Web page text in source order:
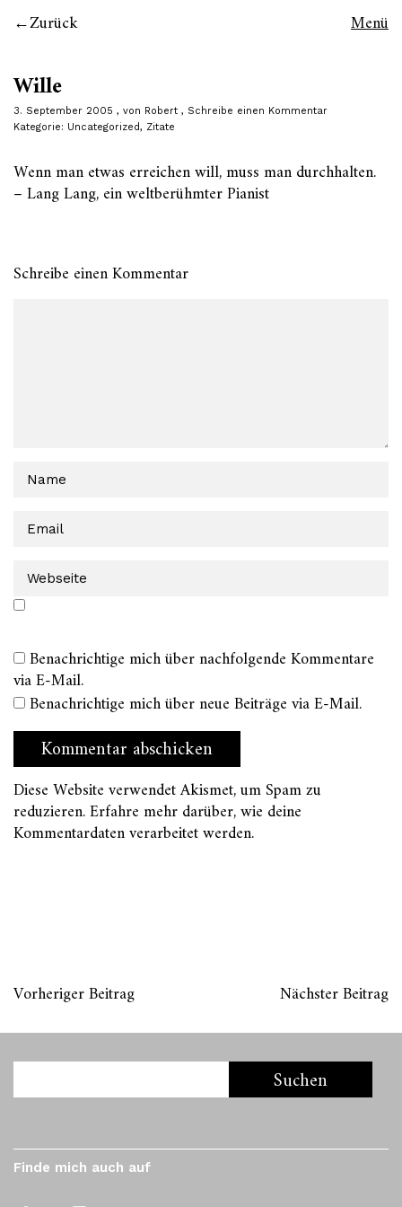
Zurück Menü
Wille
3. September 2005 von Robert
Schreibe einen Kommentar
Kategorie: Uncategorized, Zitate
Wenn man etwas erreichen will, muss man durchhalten.
– Lang Lang, ein weltberühmter Pianist
Schreibe einen Kommentar
Benachrichtige mich über nachfolgende Kommentare
via E-Mail.
Benachrichtige mich über neue Beiträge via E-Mail.
Diese Website verwendet Akismet, um Spam zu
reduzieren.Erfahre mehr darüber, wie deine
Kommentardaten verarbeitet werden.
Vorheriger Beitrag Nächster Beitrag
Finde mich auch auf